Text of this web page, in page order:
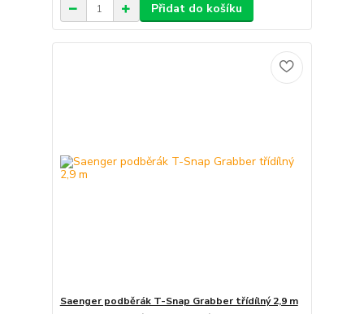
Přidat do košíku
Saenger podběrák T-Snap Grabber třídílný 2,9 m